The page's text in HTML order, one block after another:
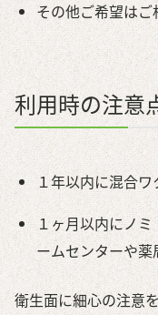
その他ご希望はご
利用時の注意
１年以内に混合
１ヶ月以内にノ
ームセンターや
衛生面に細心の注意